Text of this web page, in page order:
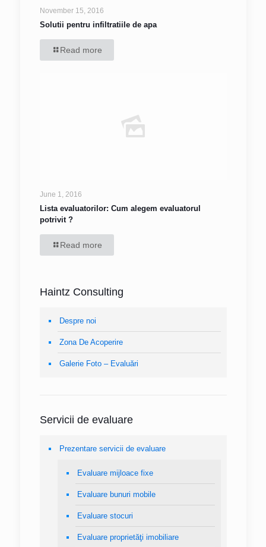
November 15, 2016
Solutii pentru infiltratiile de apa
Read more
June 1, 2016
Lista evaluatorilor: Cum alegem evaluatorul
potrivit ?
Read more
Haintz Consulting
Despre noi
Zona De Acoperire
Galerie Foto – Evaluări
Servicii de evaluare
Prezentare servicii de evaluare
Evaluare mijloace fixe
Evaluare bunuri mobile
Evaluare stocuri
Evaluare proprietăţi imobiliare